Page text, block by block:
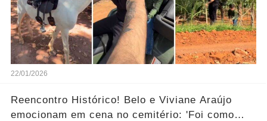
22/01/2026
Reencontro Histórico! Belo e Viviane Araújo
emocionam em cena no cemitério: 'Foi como